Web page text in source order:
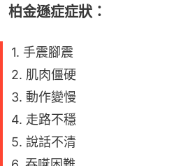
柏金遜症症狀：
1. 手震腳震
2. 肌肉僵硬
3. 動作變慢
4. 走路不穩
5. 說話不清